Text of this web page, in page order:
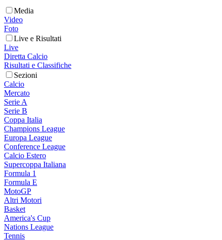
Media
Video
Foto
Live e Risultati
Live
Diretta Calcio
Risultati e Classifiche
Sezioni
Calcio
Mercato
Serie A
Serie B
Coppa Italia
Champions League
Europa League
Conference League
Calcio Estero
Supercoppa Italiana
Formula 1
Formula E
MotoGP
Altri Motori
Basket
America's Cup
Nations League
Tennis